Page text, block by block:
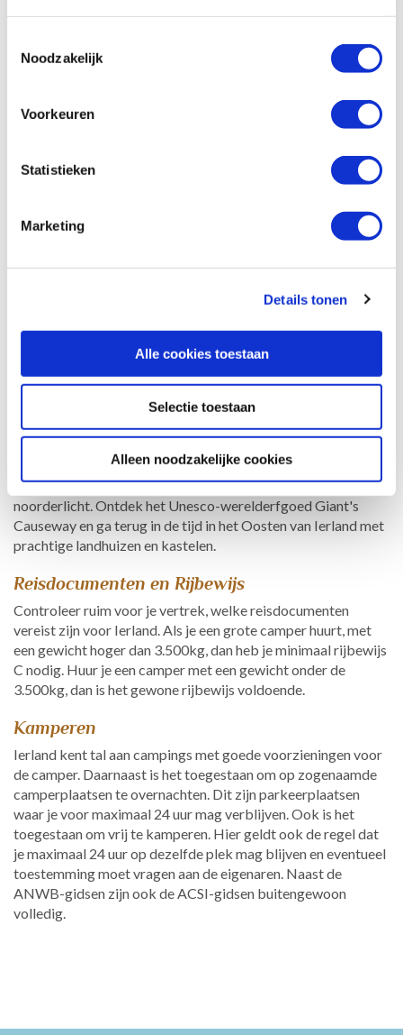
Noodzakelijk
Voorkeuren
Statistieken
Marketing
Details tonen
Alle cookies toestaan
Selectie toestaan
Alleen noodzakelijke cookies
CAMPERHUUR CAMPERREIZEN
Reistips
Bestemmingsinfo
In Ierland reis je terug in de tijd. Ierland biedt zoveel moois,
van de ruige kustlijn met kliffen en baaien tot aan de
spotten? In Donegal in het noordelijkste punt van Ierland kunt
je op heldere avonden genieten van het prachtige
noorderlicht. Ontdek het Unesco-werelderfgoed Giant's
Causeway en ga terug in de tijd in het Oosten van Ierland met
prachtige landhuizen en kastelen.
Reisdocumenten en Rijbewijs
Controleer ruim voor je vertrek, welke reisdocumenten
vereist zijn voor Ierland. Als je een grote camper huurt, met
een gewicht hoger dan 3.500kg, dan heb je minimaal rijbewijs
C nodig. Huur je een camper met een gewicht onder de
3.500kg, dan is het gewone rijbewijs voldoende.
Kamperen
Ierland kent tal aan campings met goede voorzieningen voor
de camper. Daarnaast is het toegestaan om op zogenaamde
camperplaatsen te overnachten. Dit zijn parkeerplaatsen
waar je voor maximaal 24 uur mag verblijven. Ook is het
toegestaan om vrij te kamperen. Hier geldt ook de regel dat
je maximaal 24 uur op dezelfde plek mag blijven en eventueel
toestemming moet vragen aan de eigenaren. Naast de
ANWB-gidsen zijn ook de ACSI-gidsen buitengewoon
volledig.